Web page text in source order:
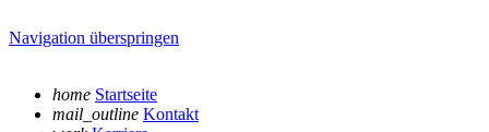
Navigation überspringen
home Startseite
mail_outline Kontakt